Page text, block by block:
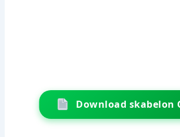
Download skabelon